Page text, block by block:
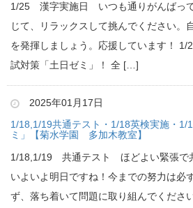
1/25 漢字実施日 いつも通りがんばっ
じて、リラックスして挑んでください。
を発揮しましょう。応援しています！
試対策「土日ゼミ」！ 全 […]
2025年01月17日
1/18,1/19共通テスト・1/18英検実施・1/
ミ」【菊水学園 多加木教室】
1/18,1/19 共通テスト ほどよい緊張で
いよいよ明日ですね！今までの努力は必
ず、落ち着いて問題に取り組んでくださ